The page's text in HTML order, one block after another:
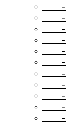
-
-
-
-
-
-
-
-
-
-
-